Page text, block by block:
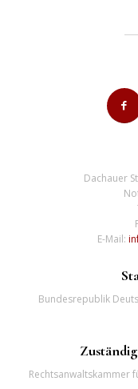
Dachauer
E-Mail:
Bundesrepublik
Rechtsanwaltskammer